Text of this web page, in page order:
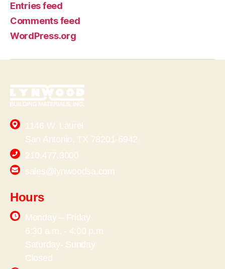
Entries feed
Comments feed
WordPress.org
1146 W. Laurel
San Antonio, TX 78201-6942
210.477.3000
sales@lynwoodsa.com
Hours
Monday – Friday
6:30 a.m. - 4:00 p.m
Saturday- Sunday
Closed